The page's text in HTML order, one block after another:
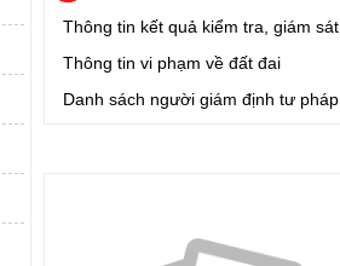
Thông tin kết quả kiểm tra, giám sát
Thông tin vi phạm về đất đai
Danh sách người giám định tư pháp